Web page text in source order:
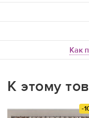
Как
К этому
-